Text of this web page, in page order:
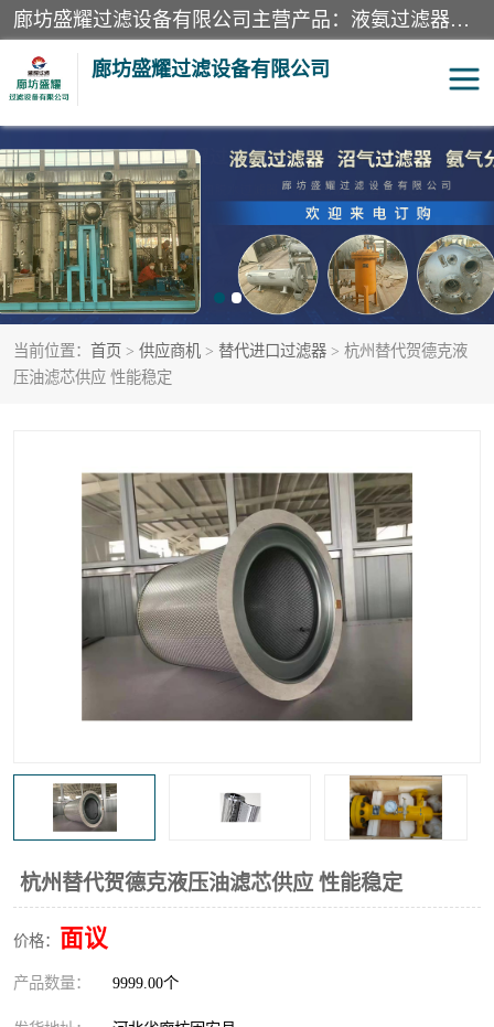
廊坊盛耀过滤设备有限公司主营产品：液氨过滤器、沼气过滤器、氨气分离器、二氧化碳过滤器、过滤器、液氨氨气过滤器、天然气过滤器、管道过滤器、*过滤器、液氨除油除水过滤器、氨气除油除水过滤器、焦炉煤气除焦油过滤器等。
廊坊盛耀过滤设备有限公司
当前位置： 首页 > 供应商机 > 替代进口过滤器 > 杭州替代贺德克液
压油滤芯供应 性能稳定
杭州替代贺德克液压油滤芯供应 性能稳定
价格： 面议
产品数量： 9999.00个
二氧化碳过滤器 过滤器
液氨氨气过滤器 沼气过滤器
天然气过滤器 管道过滤器
甲醇过滤器 液氨除油除水过滤器
高炉煤气过滤器 替代进口过滤器
化工盐酸气聚结器 耐腐蚀除雾器滤芯